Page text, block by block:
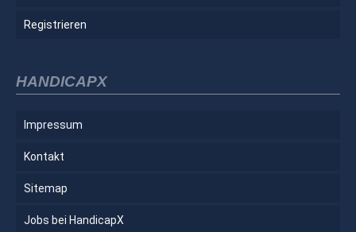
Registrieren
HANDICAPX
Impressum
Kontakt
Sitemap
Jobs bei HandicapX